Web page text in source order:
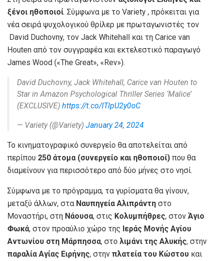
ξένοι ηθοποιοί. Σύμφωνα με το Variety , πρόκειται για
νέα σειρά ψυχολογικού θρίλερ με πρωταγωνιστές τον
David Duchovny, τον Jack Whitehall και τη Carice van
Houten από τον συγγραφέα και εκτελεστικό παραγωγό
James Wood («The Great», «Rev»).
David Duchovny, Jack Whitehall, Carice van Houten to
Star in Amazon Psychological Thriller Series ‘Malice’
(EXCLUSIVE) https://t.co/ITlpU2y0oC
— Variety (@Variety) January 24, 2024
Το κινηματογραφικό συνεργείο θα αποτελείται από
περίπου 250 άτομα (συνεργείο και ηθοποιοί) που θα
διαμείνουν για περισσότερο από δύο μήνες στο νησί.
Σύμφωνα με το πρόγραμμα, τα γυρίσματα θα γίνουν,
μεταξύ άλλων, στα Ναυπηγεία Αλιπράντη στο
Μοναστήρι, στη Νάουσα, στις Κολυμπήθρες, στον Άγιο
Φωκά, στον προαύλιο χώρο της Ιεράς Μονής Αγίου
Αντωνίου στη Μάρπησσα, στο λιμάνι της Αλυκής, στην
παραλία Αγίας Ειρήνης, στην πλατεία του Κώστου και